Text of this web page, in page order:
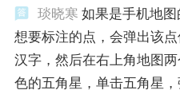
琰晓寒 如果是手机地
想要标注的点，会弹出该
汉字，然后在右上角地图
色的五角星，单击五角星